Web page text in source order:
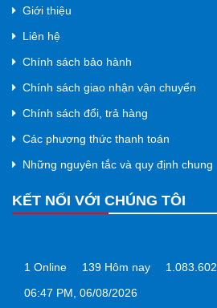
Giới thiệu
Liên hệ
Chính sách bảo hành
Chính sách giao nhận vận chuyển
Chính sách đổi, trả hàng
Các phương thức thanh toán
Những nguyên tắc và quy định chung
KẾT NỐI VỚI CHÚNG TÔI
1 Online 139 Hôm nay 1.083.602
06:47 PM, 06/08/2026